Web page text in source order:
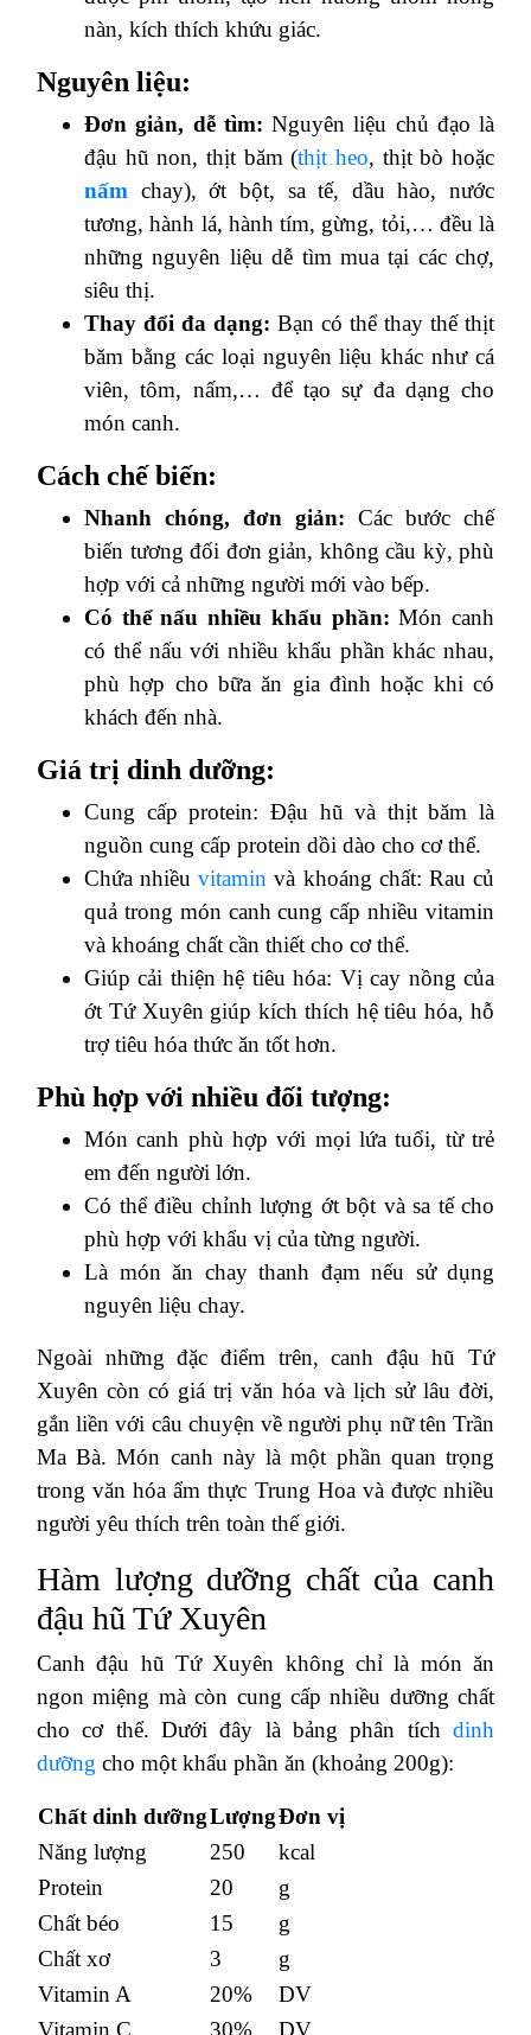
nàn, kích thích khứu giác.
Nguyên liệu:
Đơn giản, dễ tìm: Nguyên liệu chủ đạo là
đậu hũ non, thịt băm (thịt heo, thịt bò hoặc
nấm chay), ớt bột, sa tế, dầu hào, nước
tương, hành lá, hành tím, gừng, tỏi,… đều là
những nguyên liệu dễ tìm mua tại các chợ,
siêu thị.
Thay đổi đa dạng: Bạn có thể thay thế thịt
băm bằng các loại nguyên liệu khác như cá
viên, tôm, nấm,… để tạo sự đa dạng cho
món canh.
Cách chế biến:
Nhanh chóng, đơn giản: Các bước chế
biến tương đối đơn giản, không cầu kỳ, phù
hợp với cả những người mới vào bếp.
Có thể nấu nhiều khẩu phần: Món canh
có thể nấu với nhiều khẩu phần khác nhau,
phù hợp cho bữa ăn gia đình hoặc khi có
khách đến nhà.
Giá trị dinh dưỡng:
Cung cấp protein: Đậu hũ và thịt băm là
nguồn cung cấp protein dồi dào cho cơ thể.
Chứa nhiềuvitaminvà khoáng chất: Rau củ
quả trong món canh cung cấp nhiều vitamin
và khoáng chất cần thiết cho cơ thể.
Giúp cải thiện hệ tiêu hóa: Vị cay nồng của
ớt Tứ Xuyên giúp kích thích hệ tiêu hóa, hỗ
trợ tiêu hóa thức ăn tốt hơn.
Phù hợp với nhiều đối tượng:
Món canh phù hợp với mọi lứa tuổi, từ trẻ
em đến người lớn.
Có thể điều chỉnh lượng ớt bột và sa tế cho
phù hợp với khẩu vị của từng người.
Là món ăn chay thanh đạm nếu sử dụng
nguyên liệu chay.
Ngoài những đặc điểm trên, canh đậu hũ Tứ
Xuyên còn có giá trị văn hóa và lịch sử lâu đời,
gắn liền với câu chuyện về người phụ nữ tên Trần
Ma Bà. Món canh này là một phần quan trọng
trong văn hóa ẩm thực Trung Hoa và được nhiều
người yêu thích trên toàn thế giới.
Hàm lượng dưỡng chất của canh
đậu hũ Tứ Xuyên
Canh đậu hũ Tứ Xuyên không chỉ là món ăn
ngon miệng mà còn cung cấp nhiều dưỡng chất
cho cơ thể. Dưới đây là bảng phân tích dinh
dưỡng cho một khẩu phần ăn (khoảng 200g):
Chất dinh dưỡngLượngĐơn vị
Năng lượng
250
kcal
Protein
20
g
Chất béo
15
g
Chất xơ
3
g
Vitamin A
20%
DV
Vitamin C
30%
DV